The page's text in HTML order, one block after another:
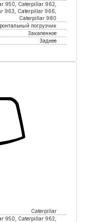
950, Caterpillar 962,
963, Caterpillar 966,
Caterpillar 980
погрузчик
Закаленное
Заднее
Caterpillar
950, Caterpillar 962,